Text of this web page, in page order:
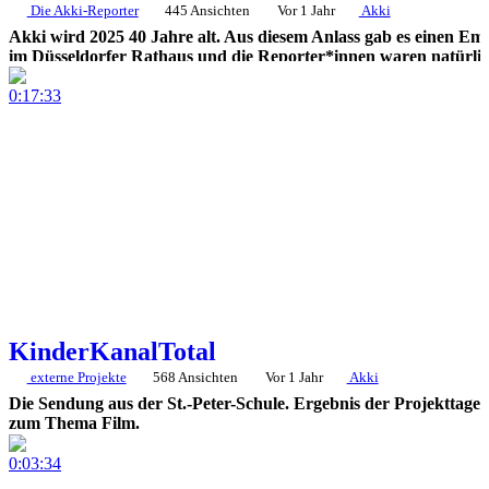
Die Akki-Reporter 445 Ansichten Vor 1 Jahr Akki
Akki wird 2025 40 Jahre alt. Aus diesem Anlass gab es einen
im Düsseldorfer Rathaus und die Reporter*innen waren
mittendrin. Dieses schöne Ereignis haben sie mit ihren Kameras
begleitet.
0:17:33
KinderKanalTotal
externe Projekte 568 Ansichten Vor 1 Jahr Akki
Die Sendung aus der St.-Peter-Schule. Ergebnis der Projekttage
zum Thema Film.
0:03:34